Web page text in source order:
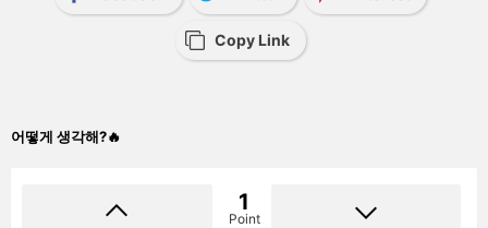
Copy Link
어떻게 생각해?🔥
1
Point